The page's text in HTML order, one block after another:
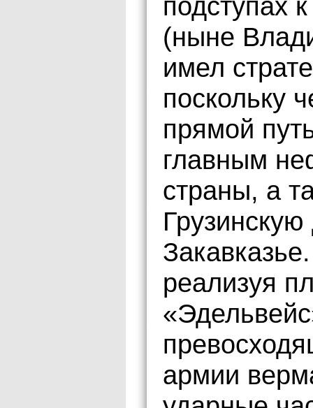
(ныне
имел
поскольку
прямой
главным
страны, а
реализуя
армии